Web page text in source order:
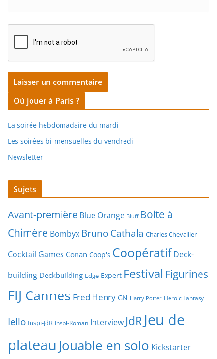
Où jouer à Paris ?
La soirée hebdomadaire du mardi
Les soirées bi-mensuelles du vendredi
Newsletter
Sujets
Avant-première Blue Orange Bluff Boite à
Chimère Bombyx Bruno Cathala Charles Chevallier
Cocktail Games Conan Coop's Coopératif Deck-
building Deckbuilding Edge Expert Festival Figurines
FIJ Cannes Fred Henry GN Harry Potter Heroic Fantasy
Iello Inspi-JdR Inspi-Roman Interview JdRJeu de
plateau Jouable en solo Kickstarter